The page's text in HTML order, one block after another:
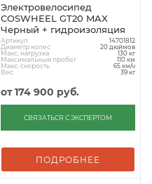
Электровелосипед
COSWHEEL GT20 MAX
Черный + гидроизоляция
Артикул 14701812
Диаметр колес 20 дюймов
Макс. нагрузка 130 кг
Максимальный пробег 110 км
Макс. скорость 65 км/ч
Вес 39 кг
от174 900 руб.
СВЯЗАТЬСЯ С ЭКСПЕРТОМ
ПОДРОБНЕЕ